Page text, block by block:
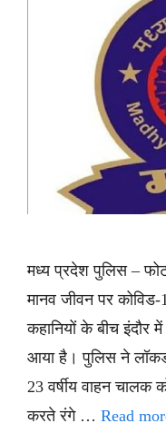
मध्य प्रदेश पुलिस –
मानव जीवन पर
कहानियों के बीच इंदौर
आया है। पुलिस ने
23 वर्षीय वाहन चालक
करते रंगे … Read